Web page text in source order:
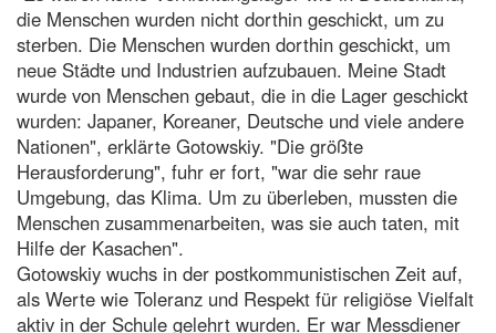
die Menschen wurden nicht dorthin geschickt, um zu
sterben. Die Menschen wurden dorthin geschickt, um
neue Städte und Industrien aufzubauen. Meine Stadt
wurde von Menschen gebaut, die in die Lager geschickt
wurden: Japaner, Koreaner, Deutsche und viele andere
Nationen", erklärte Gotowskiy. "Die größte
Herausforderung", fuhr er fort, "war die sehr raue
Umgebung, das Klima. Um zu überleben, mussten die
Menschen zusammenarbeiten, was sie auch taten, mit
Hilfe der Kasachen".
Gotowskiy wuchs in der postkommunistischen Zeit auf,
als Werte wie Toleranz und Respekt für religiöse Vielfalt
aktiv in der Schule gelehrt wurden. Er war Messdiener